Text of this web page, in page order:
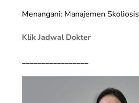
Menangani: Manajemen Skoliosis
Klik Jadwal Dokter
_________________